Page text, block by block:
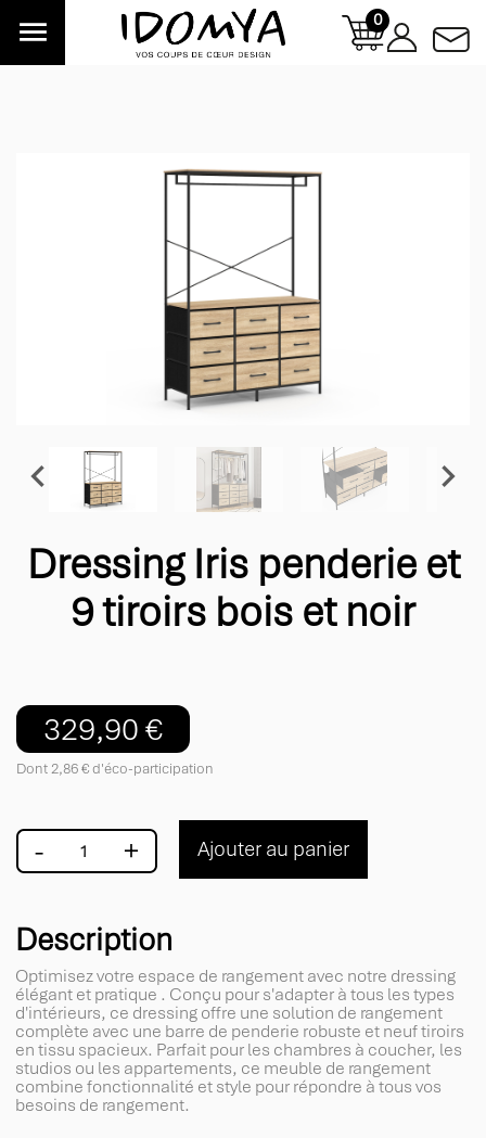
 0
 
Dressing Iris penderie et
9 tiroirs bois et noir
329,90 €
Dont 2,86 € d'éco-participation
- + Ajouter au panier
Description
Optimisez votre espace de rangement avec notre dressing
élégant et pratique . Conçu pour s'adapter à tous les types
d'intérieurs, ce dressing offre une solution de rangement
complète avec une barre de penderie robuste et neuf tiroirs
en tissu spacieux. Parfait pour les chambres à coucher, les
studios ou les appartements, ce meuble de rangement
combine fonctionnalité et style pour répondre à tous vos
besoins de rangement.